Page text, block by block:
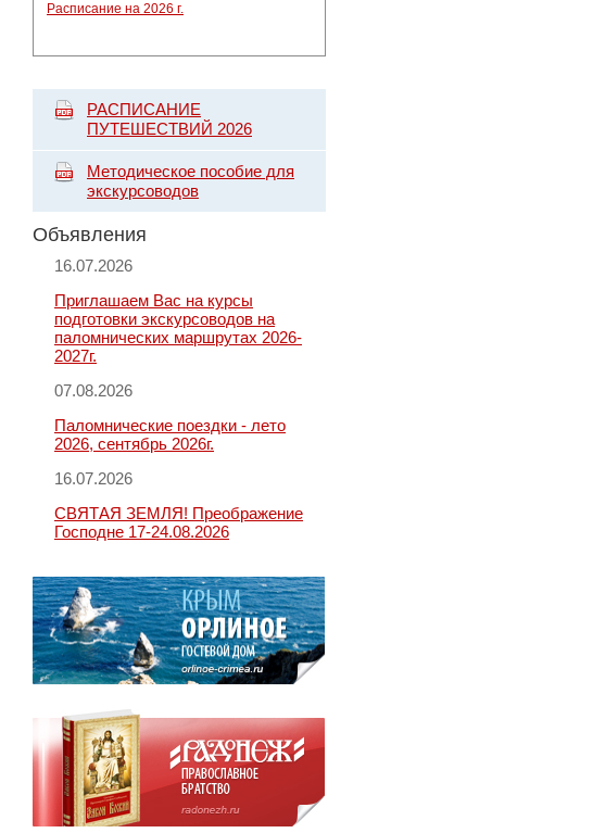
Расписание на 2026 г.
РАСПИСАНИЕ
ПУТЕШЕСТВИЙ 2026
Методическое пособие для
экскурсоводов
Объявления
16.07.2026
Приглашаем Вас на курсы
подготовки экскурсоводов на
паломнических маршрутах 2026-
2027г.
07.08.2026
Паломнические поездки - лето
2026, сентябрь 2026г.
16.07.2026
СВЯТАЯ ЗЕМЛЯ! Преображение
Господне 17-24.08.2026